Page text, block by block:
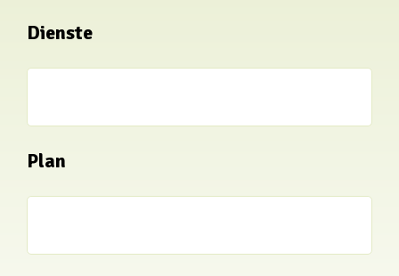
Dienste
Plan